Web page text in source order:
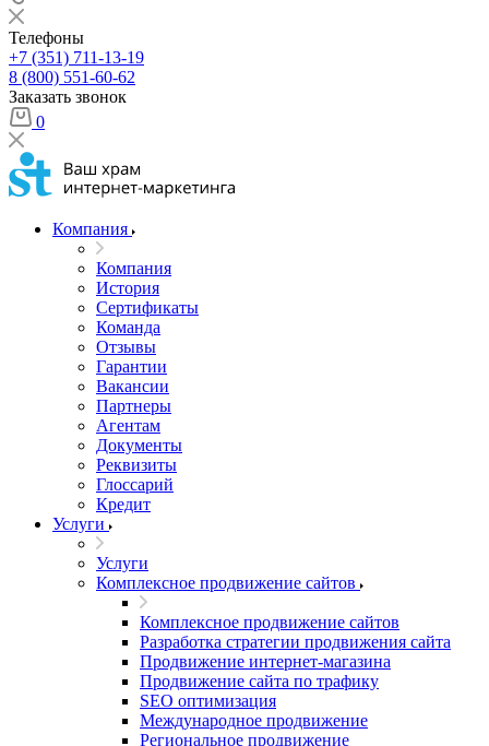
Телефоны
+7 (351) 711-13-19
8 (800) 551-60-62
Заказать звонок
0
Компания
Компания
История
Сертификаты
Команда
Отзывы
Гарантии
Вакансии
Партнеры
Агентам
Документы
Реквизиты
Глоссарий
Кредит
Услуги
Услуги
Комплексное продвижение сайтов
Комплексное продвижение сайтов
Разработка стратегии продвижения сайта
Продвижение интернет-магазина
Продвижение сайта по трафику
SEO оптимизация
Международное продвижение
Региональное продвижение